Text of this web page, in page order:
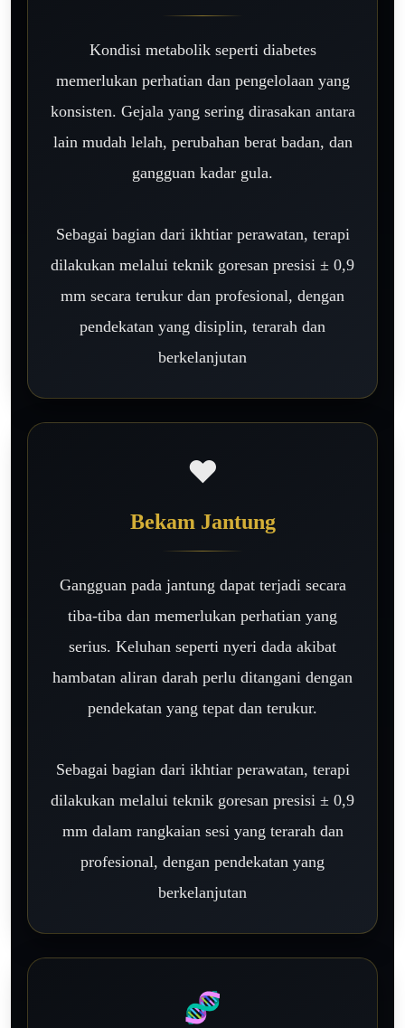
Kondisi metabolik seperti diabetes
memerlukan perhatian dan pengelolaan yang
konsisten. Gejala yang sering dirasakan antara
lain mudah lelah, perubahan berat badan, dan
gangguan kadar gula.
Sebagai bagian dari ikhtiar perawatan, terapi
dilakukan melalui teknik goresan presisi ± 0,9
mm secara terukur dan profesional, dengan
pendekatan yang disiplin, terarah dan
berkelanjutan
❤️
Bekam Jantung
Gangguan pada jantung dapat terjadi secara
tiba-tiba dan memerlukan perhatian yang
serius. Keluhan seperti nyeri dada akibat
hambatan aliran darah perlu ditangani dengan
pendekatan yang tepat dan terukur.
Sebagai bagian dari ikhtiar perawatan, terapi
dilakukan melalui teknik goresan presisi ± 0,9
mm dalam rangkaian sesi yang terarah dan
profesional, dengan pendekatan yang
berkelanjutan
🧬